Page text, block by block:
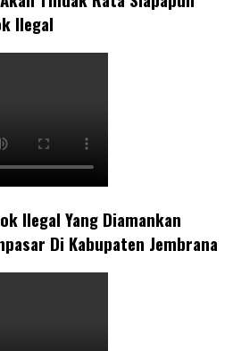
Ilegal
Ilegal Yang Diamankan
Di Kabupaten Jembrana